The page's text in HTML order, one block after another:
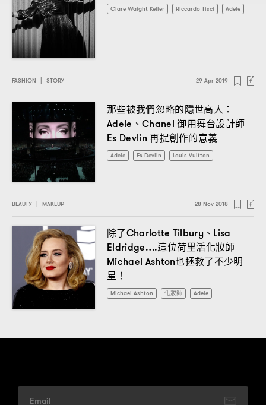
Clare Waight Keller Riccardo Tisci Adele
FASHION STORY 29 Apr 2019
那些被我們忽略的隱世高人：
Adele 、 Chanel御用舞台設計師
Es Devlin再提創作的意義
Adele Es Devlin Louis Vuitton
BEAUTY | MAKEUP 28 Nov 2018
除了Charlotte Tilbury 、 Lisa
Eldridge….這位荷里活化妝師
Michael Ashton也拯救了不少明
星 ！
Michael Ashton 化妝師 Adele